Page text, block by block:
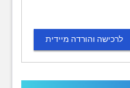
לרכישה והורדה מיידית